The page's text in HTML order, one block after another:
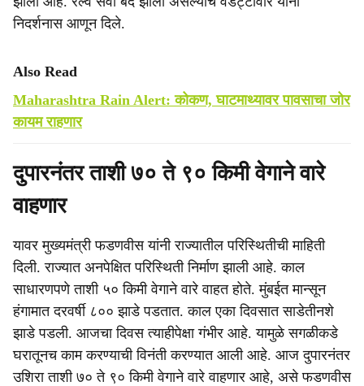
निदर्शनास आणून दिले.
Also Read
Maharashtra Rain Alert: कोकण, घाटमाथ्यावर पावसाचा जोर
कायम राहणार
दुपारनंतर ताशी ७० ते ९० किमी वेगाने वारे
वाहणार
यावर मुख्यमंत्री फडणवीस यांनी राज्यातील परिस्थितीची माहिती
दिली. राज्यात अनपेक्षित परिस्थिती निर्माण झाली आहे. काल
साधारणपणे ताशी ५० किमी वेगाने वारे वाहत होते. मुंबईत मान्सून
हंगामात दरवर्षी ८०० झाडे पडतात. काल एका दिवसात साडेतीनशे
झाडे पडली. आजचा दिवस त्याहीपेक्षा गंभीर आहे. यामुळे सगळीकडे
घरातूनच काम करण्याची विनंती करण्यात आली आहे. आज दुपारनंतर
उशिरा ताशी ७० ते ९० किमी वेगाने वारे वाहणार आहे, असे फडणवीस